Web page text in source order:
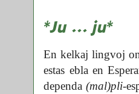
*Ju ... ju*
En kelkaj lingvoj
estas ebla en
dependa(mal)pli-